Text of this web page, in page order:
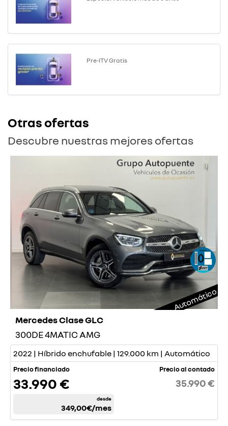
Pre-ITV Gratis
Otras ofertas
Descubre nuestras mejores ofertas
Automático
Mercedes Clase GLC
300DE 4MATIC AMG
2022 | Híbrido enchufable | 129.000 km | Automático
Precio financiado
33.990 €
desde
349,00€/mes
Precio al contado
35.990 €